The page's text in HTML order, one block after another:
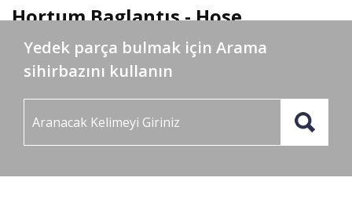
Hortum Baglantıs - Hose
Connection
Yedek parça bulmak için Arama
sihirbazını kullanın